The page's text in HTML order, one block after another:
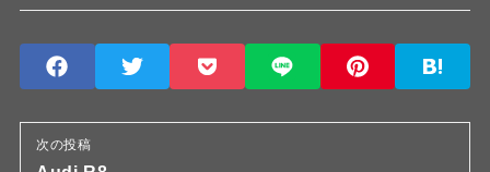
次の投稿